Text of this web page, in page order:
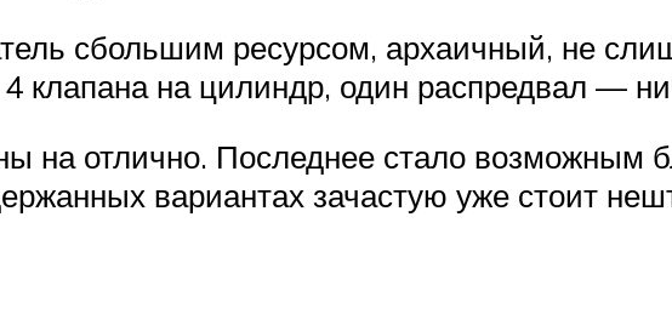
сбольшим ресурсом, архаичный, не
клапана на цилиндр, один распредвал —
на отлично. Последнее стало возможным
вариантах зачастую уже стоит